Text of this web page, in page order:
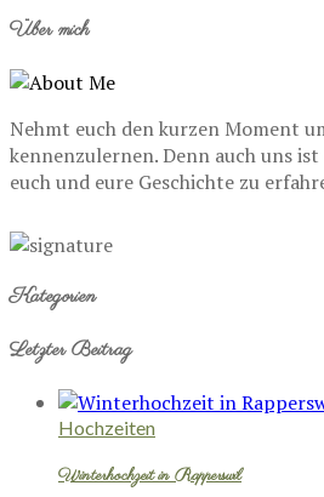
Über mich
Nehmt euch den kurzen Moment
kennenzulernen. Denn auch uns
euch und eure Geschichte zu
Kategorien
Letzter Beitrag
Hochzeiten
Winterhochzeit in Rapperswil